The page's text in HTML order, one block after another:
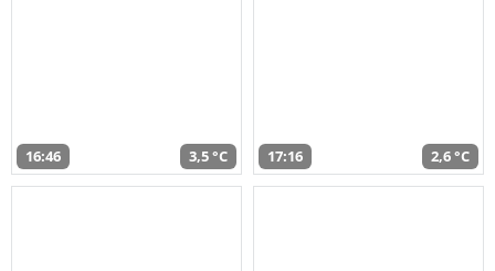
16:46 3,5 °C 17:16 2,6 °C